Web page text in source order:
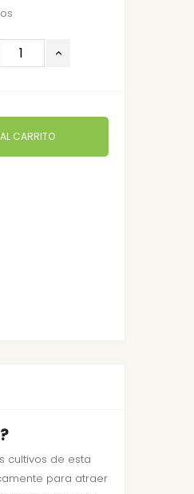
CARRITO
cultivos de esta
para atraer